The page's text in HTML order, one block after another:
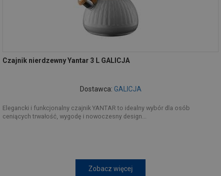
Czajnik nierdzewny Yantar 3 L GALICJA
Dostawca: GALICJA
Elegancki i funkcjonalny czajnik YANTAR to idealny wybór dla osób
ceniących trwałość, wygodę i nowoczesny design...
Zobacz więcej